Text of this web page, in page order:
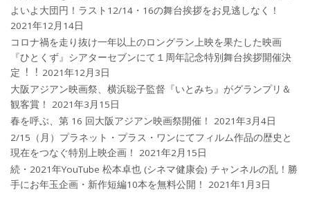
よいよ大団円！ラスト12/14・16の舞台挨拶をお見逃しなく！
2021年12月14日
コロナ禍を⾛り抜け⼀年以上のロングラン上映を果たした映画
『ひとくず』シアターセブンにて１周年記念特別舞台挨拶開催決
定︕︕ 2021年12月3日
大阪アジアン映画祭、横浜聡子監督『いとみち』がグランプリ＆
観客賞！
2021年3月15日
春を呼ぶ、第 16 回大阪アジアン映画祭開催！
2021年3月4日
2/15（月）プラネット・プラス・ワンにてフィルム作品の歴史と
現在をつなぐ特別上映企画！
2021年2月15日
続・2021年YouTube 松本卓也 (シネマ健康会) チャンネルの乱！勝
手にお年玉企画・新作短編10本を無料公開！
2021年1月3日